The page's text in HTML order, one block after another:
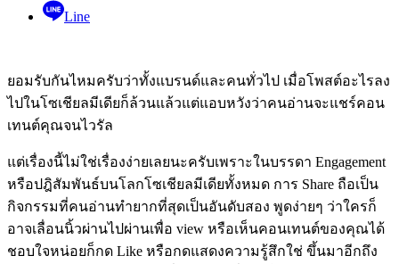
Line
ยอมรับกันไหมครับว่าทั้งแบรนด์และคนทั่วไป เมื่อโพสต์อะไรลง
ไปในโซเชียลมีเดียก็ล้วนแล้วแต่แอบหวังว่าคนอ่านจะแชร์คอน
เทนต์คุณจนไวรัล
แต่เรื่องนี้ไม่ใช่เรื่องง่ายเลยนะครับเพราะในบรรดา Engagement
หรือปฎิสัมพันธ์บนโลกโซเชียลมีเดียทั้งหมด การ Share ถือเป็น
กิจกรรมที่คนอ่านทำยากที่สุดเป็นอันดับสอง พูดง่ายๆ ว่าใครก็
อาจเลื่อนนิ้วผ่านไปผ่านเพื่อ view หรือเห็นคอนเทนต์ของคุณได้
ชอบใจหน่อยก็กด Like หรือกดแสดงความรู้สึกใช่ ขึ้นมาอีกถึง